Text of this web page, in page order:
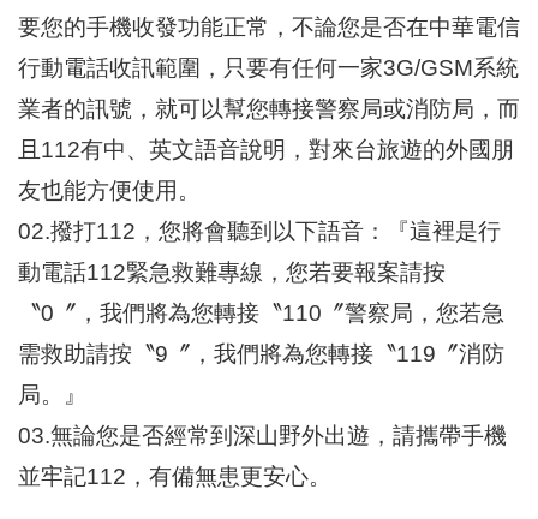
冊
要您的手機收發功能正常，不論您是否在中華電信
行動電話收訊範圍，只要有任何一家3G/GSM系統
業者的訊號，就可以幫您轉接警察局或消防局，而
且112有中、英文語音說明，對來台旅遊的外國朋
友也能方便使用。
02.撥打112，您將會聽到以下語音：『這裡是行
動電話112緊急救難專線，您若要報案請按
〝0〞，我們將為您轉接〝110〞警察局，您若急
需救助請按〝9〞，我們將為您轉接〝119〞消防
局。』
03.無論您是否經常到深山野外出遊，請攜帶手機
並牢記112，有備無患更安心。